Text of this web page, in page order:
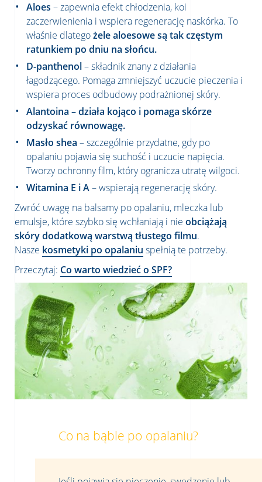
Aloes – zapewnia efekt chłodzenia, koi
zaczerwienienia i wspiera regenerację naskórka. To
właśnie dlategożele aloesowe są tak częstym
ratunkiem po dniu na słońcu.
D-panthenol– składnik znany z działania
łagodzącego. Pomaga zmniejszyć uczucie pieczenia i
wspiera proces odbudowy podrażnionej skóry.
Alantoina – działa kojąco i pomaga skórze
odzyskać równowagę.
Masło shea – szczególnie przydatne, gdy po
opalaniu pojawia się suchość i uczucie napięcia.
Tworzy ochronny film, który ogranicza utratę wilgoci.
Witamina E i A– wspierają regenerację skóry.
Zwróć uwagę na balsamy po opalaniu, mleczka lub
emulsje, które szybko się wchłaniają i nie obciążają
skóry dodatkową warstwą tłustego filmu.
Nasze kosmetyki po opalaniu spełnią te potrzeby.
Przeczytaj: Co warto wiedzieć o SPF?
Co na bąble po opalaniu?